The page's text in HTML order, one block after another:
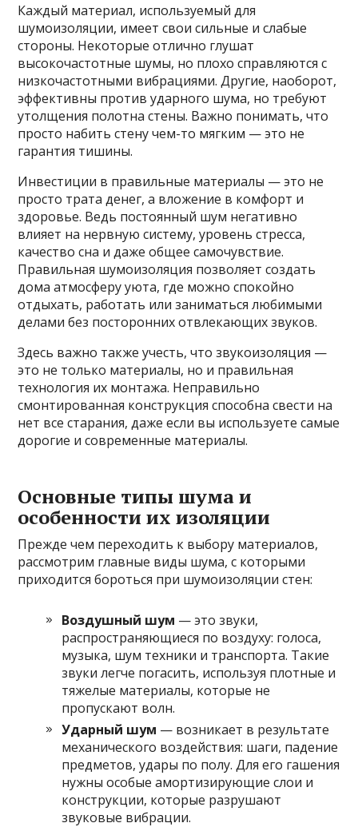
Каждый материал, используемый для
шумоизоляции, имеет свои сильные и слабые
стороны. Некоторые отлично глушат
высокочастотные шумы, но плохо справляются с
низкочастотными вибрациями. Другие, наоборот,
эффективны против ударного шума, но требуют
утолщения полотна стены. Важно понимать, что
просто набить стену чем-то мягким — это не
гарантия тишины.
Инвестиции в правильные материалы — это не
просто трата денег, а вложение в комфорт и
здоровье. Ведь постоянный шум негативно
влияет на нервную систему, уровень стресса,
качество сна и даже общее самочувствие.
Правильная шумоизоляция позволяет создать
дома атмосферу уюта, где можно спокойно
отдыхать, работать или заниматься любимыми
делами без посторонних отвлекающих звуков.
Здесь важно также учесть, что звукоизоляция —
это не только материалы, но и правильная
технология их монтажа. Неправильно
смонтированная конструкция способна свести на
нет все старания, даже если вы используете самые
дорогие и современные материалы.
Основные типы шума и
особенности их изоляции
Прежде чем переходить к выбору материалов,
рассмотрим главные виды шума, с которыми
приходится бороться при шумоизоляции стен:
Воздушный шум — это звуки,
распространяющиеся по воздуху: голоса,
музыка, шум техники и транспорта. Такие
звуки легче погасить, используя плотные и
тяжелые материалы, которые не
пропускают волн.
Ударный шум — возникает в результате
механического воздействия: шаги, падение
предметов, удары по полу. Для его гашения
нужны особые амортизирующие слои и
конструкции, которые разрушают
звуковые вибрации.